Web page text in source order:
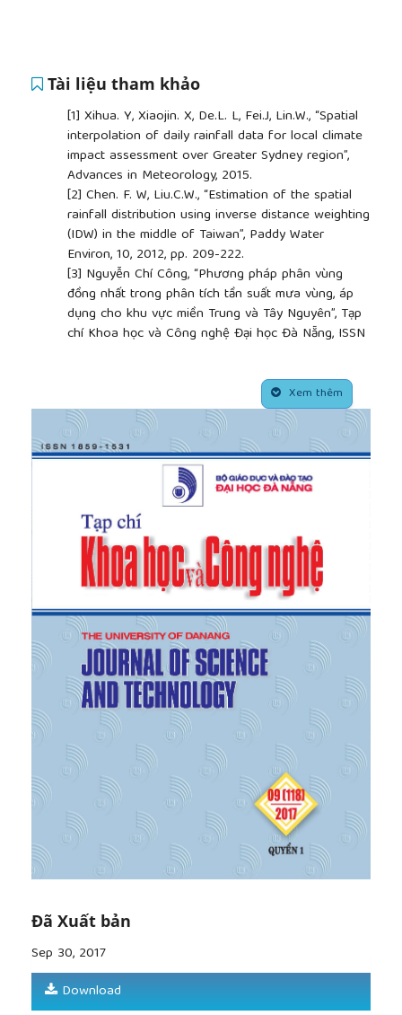
Tài liệu tham khảo
[1] Xihua. Y, Xiaojin. X, De.L. L, Fei.J, Lin.W., “Spatial
interpolation of daily rainfall data for local climate
impact assessment over Greater Sydney region”,
Advances in Meteorology, 2015.
[2] Chen. F. W, Liu.C.W., “Estimation of the spatial
rainfall distribution using inverse distance weighting
(IDW) in the middle of Taiwan”, Paddy Water
Environ, 10, 2012, pp. 209-222.
[3] Nguyễn Chí Công, “Phương pháp phân vùng
đồng nhất trong phân tích tần suất mưa vùng, áp
dụng cho khu vực miền Trung và Tây Nguyên”, Tạp
chí Khoa học và Công nghệ Đại học Đà Nẵng, ISSN
Hosking, J. and J. Wallis, Regional frequency
analysis: An approach Based on L-Moments,
Cambridge University Press, London, U, 1997.
[5]Ngogondo CS, C-Y. Xu, L. M. Tallaksen, B.
Alemaw and T. Chirwa, “Regional frequency analysis
of rainfall extremes in Southern Malawi using the
index rainfall and L-moments approaches”. Stoch.
Env. Res. Risk A, 25, 2011, pp. 939-955.
[6]Nguyễn Chí Công, “Xây dựng bản đồ mưa ngày
lớn nhất cho tỉnh Quảng Nam dựa trên phân tích
tần suất mưa vùng và suy luận Bayesian”, Tạp chí
Khoa học kỹ thuật Thủy lợi và Môi trường, ISSN
1859-3941, Vol: 56, 2017, trang 65-71.
[7]Nguyễn Chí Công, “Phân tích tần suất mưa cực
hạn cho tỉnh Gia Lai dựa trên cách tiếp cận vùng”,
Tạp chí Khoa học kỹ thuật Thủy lợi và Môi trường,
ISSN 1859-3941, Vol: 57, 2017, trang 11-18.
Xem thêm
Đã Xuất bản
Sep 30, 2017
Download